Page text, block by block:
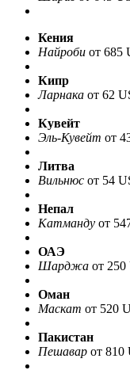
Кения
Найроби от 685
Кипр
Ларнака от 62
Кувейт
Эль-Кувейт от
Литва
Вильнюс от 54
Непал
Катманду от
ОАЭ
Шарджа от 250
Оман
Маскат от 520
Пакистан
Пешавар от 810